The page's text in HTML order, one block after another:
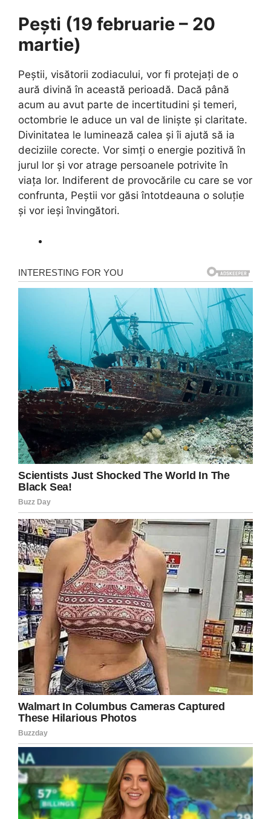
Pești (19 februarie – 20
martie)
Peștii, visătorii zodiacului, vor fi protejați de o
aură divină în această perioadă. Dacă până
acum au avut parte de incertitudini și temeri,
octombrie le aduce un val de liniște și claritate.
Divinitatea le luminează calea și îi ajută să ia
deciziile corecte. Vor simți o energie pozitivă în
jurul lor și vor atrage persoanele potrivite în
viața lor. Indiferent de provocările cu care se vor
confrunta, Peștii vor găsi întotdeauna o soluție
și vor ieși învingători.